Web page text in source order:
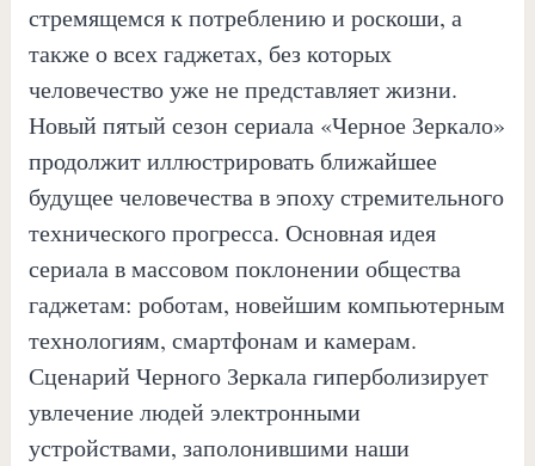
стремящемся к потреблению и роскоши, а
также о всех гаджетах, без которых
человечество уже не представляет жизни.
Новый пятый сезон сериала «Черное Зеркало»
продолжит иллюстрировать ближайшее
будущее человечества в эпоху стремительного
технического прогресса. Основная идея
сериала в массовом поклонении общества
гаджетам: роботам, новейшим компьютерным
технологиям, смартфонам и камерам.
Сценарий Черного Зеркала гиперболизирует
увлечение людей электронными
устройствами, заполонившими наши